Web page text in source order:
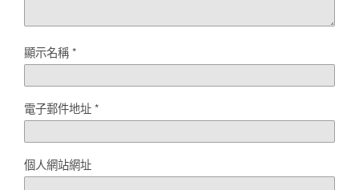
顯示名稱*
電子郵件地址*
個人網站網址